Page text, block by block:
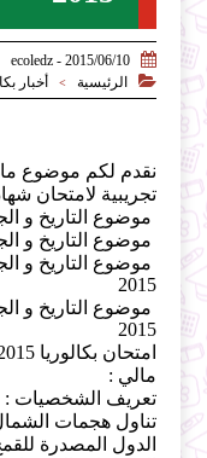

2015/06/10 - ecoledz

الرئيسية > أخبار
نقدم لكم موضوع
تجريبية لامتحان
موضوع التاريخ و
موضوع التاريخ و
موضوع التاريخ و
2015
موضوع التاريخ و
2015
مالي :
تعريف الشخصيات :
تناول هجمات
الدول المصدرة